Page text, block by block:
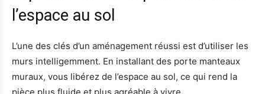
l’espace au sol
L’une des clés d’un aménagement réussi est d’utiliser les
murs intelligemment. En installant des porte manteaux
muraux, vous libérez de l’espace au sol, ce qui rend la